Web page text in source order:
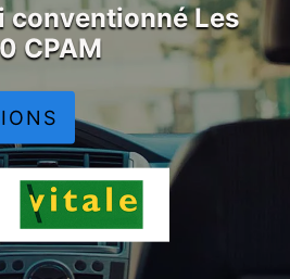
conventionné Les
CPAM